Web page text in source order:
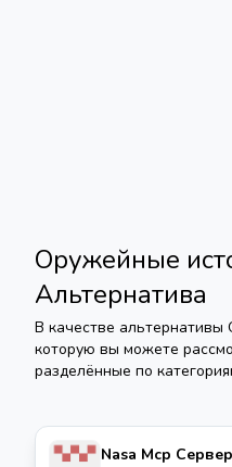
Оружейные
Альтернатива
В качестве альтернативы
которую вы можете
разделённые по
Nasa Mcp Сервер